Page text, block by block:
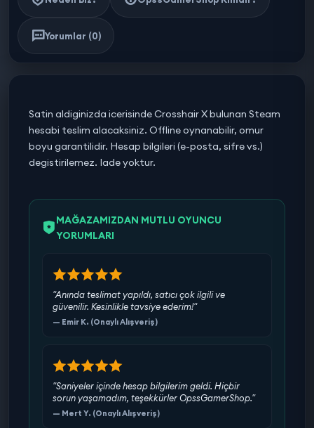
Yorumlar (0)
Satin aldiginizda icerisinde Crosshair X bulunan Steam
hesabi teslim alacaksiniz. Offline oynanabilir, omur
boyu garantilidir. Hesap bilgileri (e-posta, sifre vs.)
degistirilemez. Iade yoktur.
MAĞAZAMIZDAN MUTLU OYUNCU
YORUMLARI
"Anında teslimat yapıldı, satıcı çok ilgili ve
güvenilir. Kesinlikle tavsiye ederim!"
— Emir K. (Onaylı Alışveriş)
"Saniyeler içinde hesap bilgilerim geldi. Hiçbir
sorun yaşamadım, teşekkürler OpssGamerShop."
— Mert Y. (Onaylı Alışveriş)